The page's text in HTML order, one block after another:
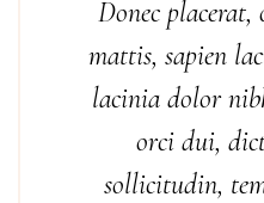
Donec placerat,
mattis, sapien
lacinia dolor
orci dui,
sollicitudin,